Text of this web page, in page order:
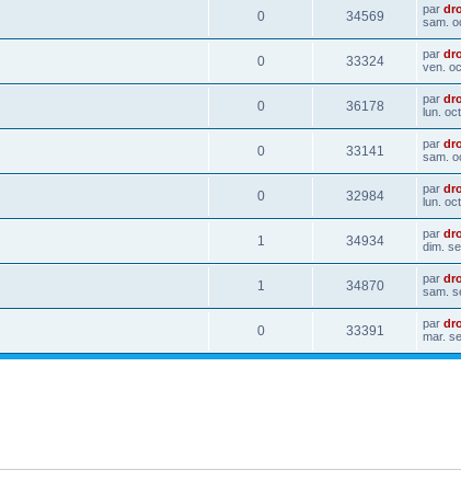
0 34569 par
sam.
0 33324 par
ven.
0 36178 par
lun.
0 33141 par
sam.
0 32984 par
lun.
1 34934 par
dim.
1 34870 par
sam.
0 33391 par
mar.